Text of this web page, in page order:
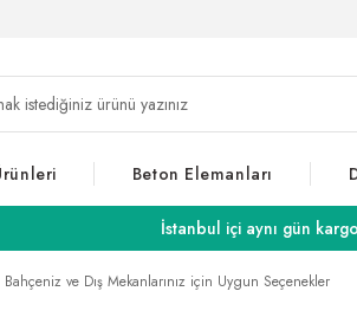
Beton Elemanları
İstanbul içi aynı gün
ve Dış Mekanlarınız için Uygun Seçenekler